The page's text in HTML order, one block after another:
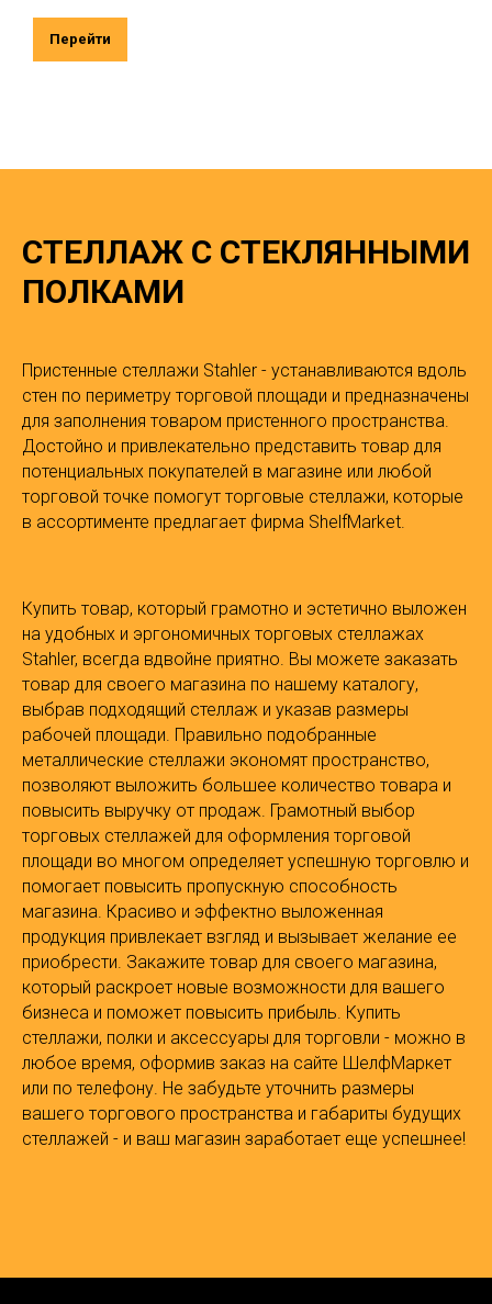
Перейти
СТЕЛЛАЖ С СТЕКЛЯННЫМИ
ПОЛКАМИ
Пристенные стеллажи Stahler - устанавливаются вдоль
стен по периметру торговой площади и предназначены
для заполнения товаром пристенного пространства.
Достойно и привлекательно представить товар для
потенциальных покупателей в магазине или любой
торговой точке помогут торговые стеллажи, которые
в ассортименте предлагает фирма ShelfMarket.
Купить товар, который грамотно и эстетично выложен
на удобных и эргономичных торговых стеллажах
Stahler, всегда вдвойне приятно. Вы можете заказать
товар для своего магазина по нашему каталогу,
выбрав подходящий стеллаж и указав размеры
рабочей площади. Правильно подобранные
металлические стеллажи экономят пространство,
позволяют выложить большее количество товара и
повысить выручку от продаж. Грамотный выбор
торговых стеллажей для оформления торговой
площади во многом определяет успешную торговлю и
помогает повысить пропускную способность
магазина. Красиво и эффектно выложенная
продукция привлекает взгляд и вызывает желание ее
приобрести. Закажите товар для своего магазина,
который раскроет новые возможности для вашего
бизнеса и поможет повысить прибыль. Купить
стеллажи, полки и аксессуары для торговли - можно в
любое время, оформив заказ на сайте ШелфМаркет
или по телефону. Не забудьте уточнить размеры
вашего торгового пространства и габариты будущих
стеллажей - и ваш магазин заработает еще успешнее!